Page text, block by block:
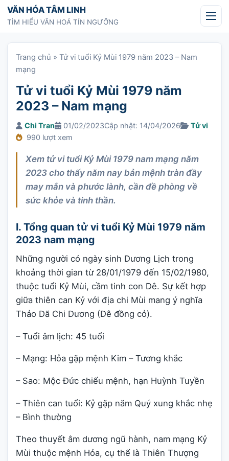
Chuyển tới nội dung
VĂN HÓA TÂM LINH
TÌM HIỂU VĂN HOÁ TÍN NGƯỠNG
Trang chủ » Tử vi tuổi Kỷ Mùi 1979 năm 2023 – Nam
mạng
Tử vi tuổi Kỷ Mùi 1979 năm
2023 – Nam mạng
Chi Tran 01/02/2023Cập nhật: 14/04/2026
Tử vi
990 lượt xem
Xem tử vi tuổi Kỷ Mùi 1979 nam mạng năm
2023 cho thấy năm nay bản mệnh tràn đầy
may mắn và phước lành, cần đề phòng về
sức khỏe và tinh thần.
I. Tổng quan tử vi tuổi Kỷ Mùi 1979 năm
2023 nam mạng
Những người có ngày sinh Dương Lịch trong
khoảng thời gian từ 28/01/1979 đến 15/02/1980,
thuộc tuổi Kỷ Mùi, cầm tinh con Dê. Sự kết hợp
giữa thiên can Kỷ với địa chi Mùi mang ý nghĩa
Thảo Dã Chi Dương (Dê đồng cỏ).
– Tuổi âm lịch: 45 tuổi
– Mạng: Hỏa gặp mệnh Kim – Tương khắc
– Sao: Mộc Đức chiếu mệnh, hạn Huỳnh Tuyền
– Thiên can tuổi: Kỷ gặp năm Quý xung khắc nhẹ
– Bình thường
Theo thuyết âm dương ngũ hành, nam mạng Kỷ
Mùi thuộc mệnh Hỏa, cụ thể là Thiên Thượng